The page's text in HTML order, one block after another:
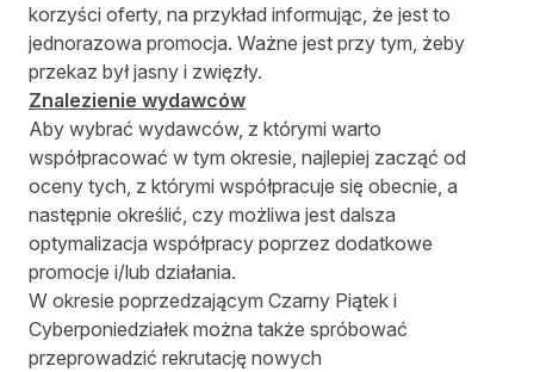
korzyści oferty, na przykład informując, że jest to
jednorazowa promocja. Ważne jest przy tym, żeby
przekaz był jasny i zwięzły.
Znalezienie wydawców
Aby wybrać wydawców, z którymi warto
współpracować w tym okresie, najlepiej zacząć od
oceny tych, z którymi współpracuje się obecnie, a
następnie określić, czy możliwa jest dalsza
optymalizacja współpracy poprzez dodatkowe
promocje i/lub działania.
W okresie poprzedzającym Czarny Piątek i
Cyberponiedziałek można także spróbować
przeprowadzić rekrutację nowych